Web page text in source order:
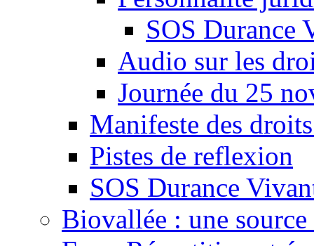
SOS Durance
Audio sur les
Journée du 25
Manifeste des
Pistes de reflexion
SOS Durance
Biovallée : une